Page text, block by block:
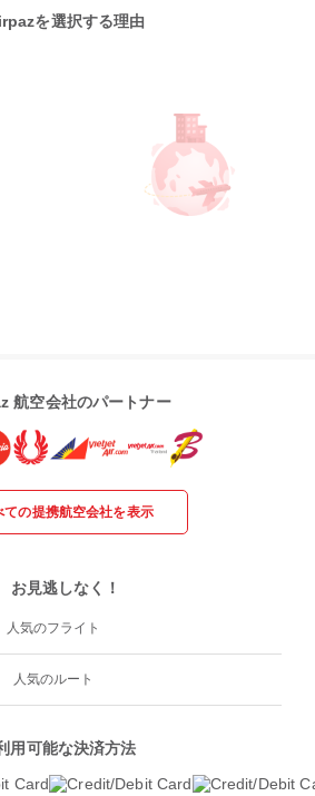
を選択する理由
航空会社のパートナー
ての提携航空会社を表示
お見逃しなく！
人気のフライト
人気のルート
用可能な決済方法